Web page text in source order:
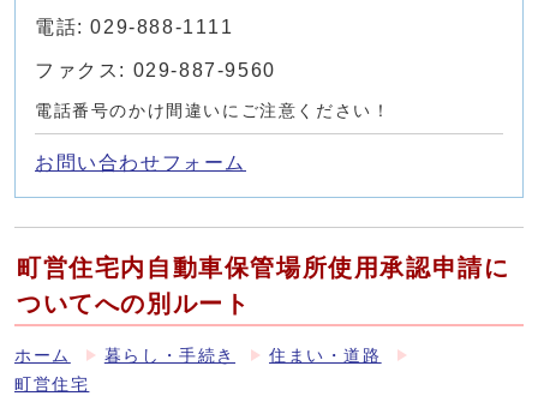
電話: 029-888-1111
ファクス: 029-887-9560
電話番号のかけ間違いにご注意ください！
お問い合わせフォーム
町営住宅内自動車保管場所使用承認申請に
ついてへの別ルート
ホーム 暮らし・手続き
住まい・道路
町営住宅